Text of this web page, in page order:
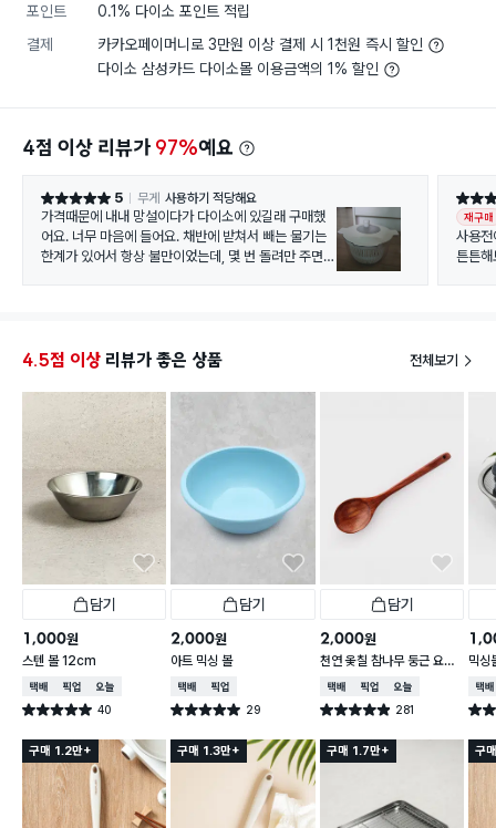
포인트
0.1% 다이소 포인트 적립
결제
카카오페이머니로 3만원 이상 결제 시 1천원 즉시 할인
다이소 삼성카드 다이소몰 이용금액의 1% 할인
4점 이상 리뷰가 97%예요
별점 5점 5 무게 사용하기 적당해요
가격때문에 내내 망설이다가 다이소에 있길래 구매했
어요. 너무 마음에 들어요. 채반에 받쳐서 빼는 물기는
한계가 있어서 항상 불만이었는데, 몇 번 돌려만 주면
별점 4
재구매
사용전
튼튼해
4.5점 이상 리뷰가 좋은 상품 전체보기
담기
1,000원
스텐 볼 12cm
택배배송매장픽업오늘배송
별점 5.0점 40
건 작성
담기
2,000원
아트 믹싱 볼
택배배송매장픽업
별점 5.0점 29
건 작성
담기
2,000원
천연 옻칠 참나무 둥근 요리
스푼 약 31cm
택배배송매장픽업오늘배송
별점 4.9점 281
건 작성
믹싱
능)
택배
별점
구매 1.2만+ 구매 1.3만+ 구매 1.7만+ 구